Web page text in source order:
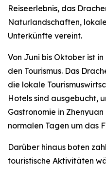
Reiseerlebnis, das
Naturlandschaften,
Unterkünfte vereint.
Von Juni bis Oktober ist
den Tourismus. Das
die lokale
Hotels sind ausgebucht,
Gastronomie in
normalen Tagen um das
Darüber hinaus boten
touristische Aktivitäten